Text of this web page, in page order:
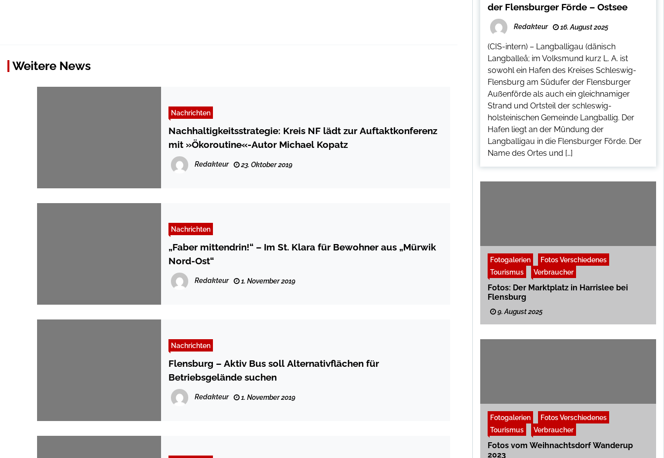
Weitere News
Nachrichten
Nachhaltigkeitsstrategie: Kreis NF lädt zur Auftaktkonferenz
mit »Ökoroutine«-Autor Michael Kopatz
Redakteur 23. Oktober 2019
Nachrichten
„Faber mittendrin!“ – Im St. Klara für Bewohner aus „Mürwik
Nord-Ost“
Redakteur 1. November 2019
Nachrichten
Flensburg – Aktiv Bus soll Alternativflächen für
Betriebsgelände suchen
Redakteur 1. November 2019
der Flensburger Förde – Ostsee
Redakteur 16. August 2025
(CIS-intern) – Langballigau (dänisch
Langballeå; im Volksmund kurz L. A. ist
sowohl ein Hafen des Kreises Schleswig-
Flensburg am Südufer der Flensburger
Außenförde als auch ein gleichnamiger
Strand und Ortsteil der schleswig-
holsteinischen Gemeinde Langballig. Der
Hafen liegt an der Mündung der
Langballigau in die Flensburger Förde. Der
Name des Ortes und […]
Fotogalerien
Fotos Verschiedenes
Tourismus
Verbraucher
Fotos: Der Marktplatz in Harrislee bei
Flensburg
9. August 2025
Fotogalerien
Fotos Verschiedenes
Tourismus
Verbraucher
Fotos vom Weihnachtsdorf Wanderup
2023